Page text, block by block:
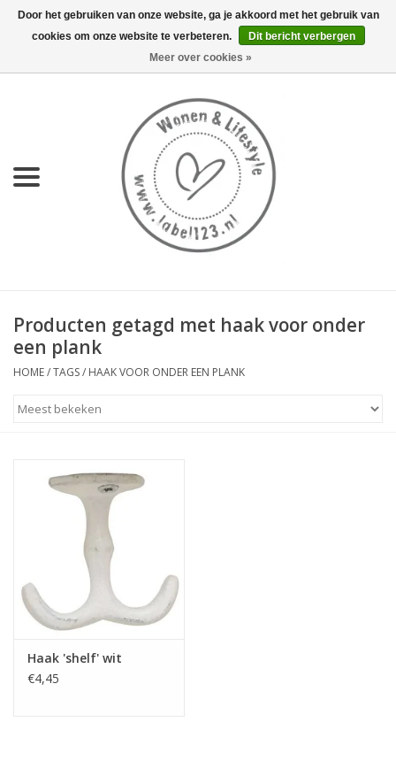
0 Artikelen - €0,00
KEUKEN
LIFESTYLE
OUTDOOR
KAMERS
ALGEMEEN
Merken
Producten getagd met haak voor onder
een plank
HOME/TAGS/ HAAK VOOR ONDER EEN PLANK
Haak 'shelf' wit
€4,45
Door het gebruiken van onze website, ga je akkoord met het gebruik van
cookies om onze website te verbeteren.
Dit bericht verbergen
Meer over cookies »